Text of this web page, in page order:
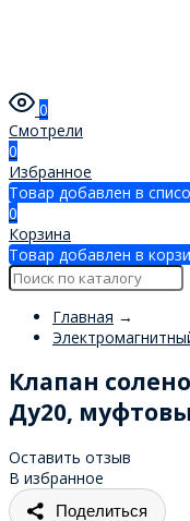
0
Смотрели
0
Избранное
Товар добавлен в
0
Корзина
Товар добавлен в
Главная →
Клапан
Ду20,
Оставить отзыв
В избранное
Поделиться